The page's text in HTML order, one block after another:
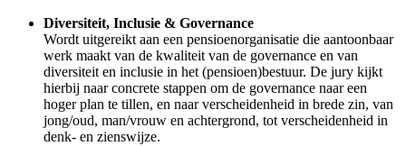
Diversiteit, Inclusie & Governance
Wordt uitgereikt aan een pensioenorganisatie die aantoonbaar
werk maakt van de kwaliteit van de governance en van
diversiteit en inclusie in het (pensioen)bestuur. De jury kijkt
hierbij naar concrete stappen om de governance naar een
hoger plan te tillen, en naar verscheidenheid in brede zin, van
jong/oud, man/vrouw en achtergrond, tot verscheidenheid in
denk- en zienswijze.